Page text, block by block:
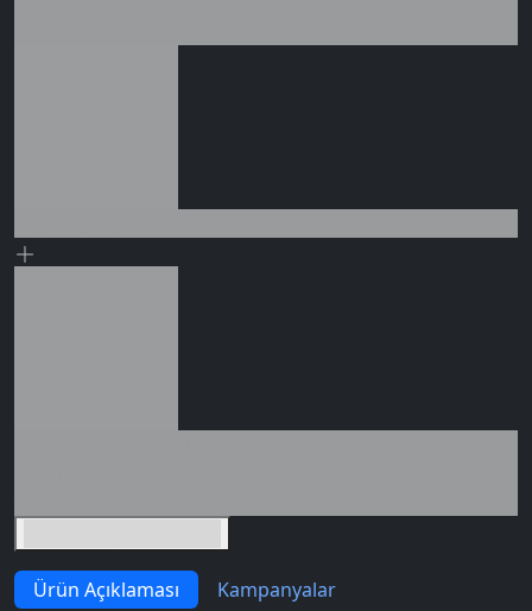
Ürün Açıklaması
Kampanyalar